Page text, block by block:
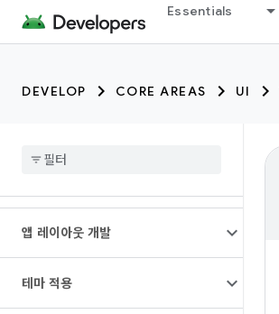
Essentials
DEVELOP CORE AREAS UI
앱 레이아웃 개발
테마 적용